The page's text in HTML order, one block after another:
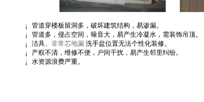
¡
管道穿楼板留洞多，破坏建筑结构，易渗漏。
¡
管道多，侵占空间，噪音大，易产生冷凝水，需装饰吊顶。
¡
洁具、 非常芯地漏 洗手盆位置无法个性化装修。
¡
产权不清，维修不便，户间干扰，易产生邻里纠纷。
¡
水资源浪费严重。